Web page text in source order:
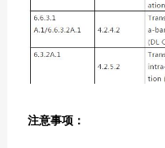
注意事项：